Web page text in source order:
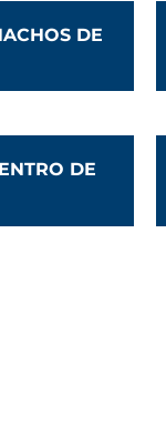
DE
DE